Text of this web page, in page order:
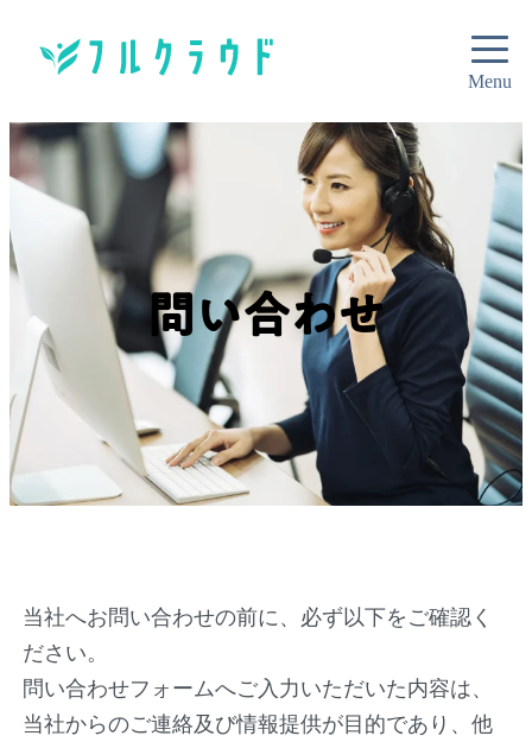
問い合わせ
当社へお問い合わせの前に、必ず以下をご確認く
ださい。
問い合わせフォームへご入力いただいた内容は、
当社からのご連絡及び情報提供が目的であり、他